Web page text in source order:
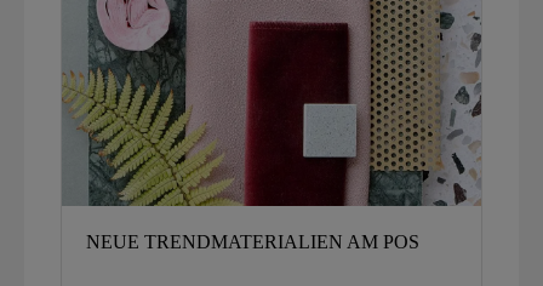
NEUE TRENDMATERIALIEN AM POS